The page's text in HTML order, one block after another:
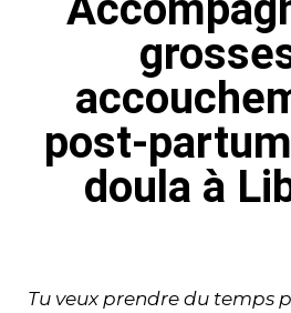
post-
doula à
Tu veux prendre du temps